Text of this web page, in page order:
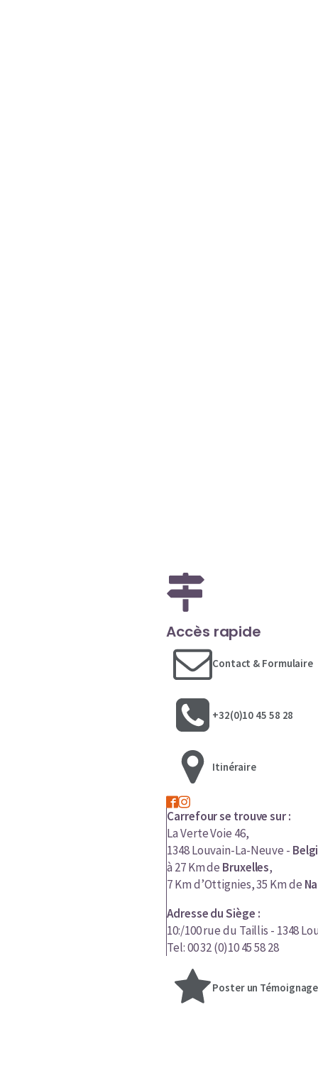
Accès rapide
Contact & Formulaire
+32(0)10 45 58 28
Itinéraire
Carrefour se trouve sur :
La Verte Voie 46,
1348 Louvain-La-Neuve -
à 27 Km de Bruxelles,
7 Km d’Ottignies, 35 Km de
Adresse du Siège :
10:/100 rue du Taillis - 1348
Tel: 00 32 (0)10 45 58 28
Poster un Témoignage